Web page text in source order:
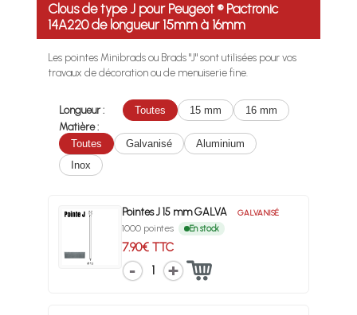
Clous de type J pour Peugeot ® Pactronic
14A220 de longueur 15mm à 16mm
Les pointes Minibrads ou Brads "J" sont utilisées pour vos
travaux de décoration ou de menuiserie fine.
Longueur : Toutes 15 mm
16 mm
Matière :
Toutes
Galvanisé
Aluminium
Inox
Pointes J 15 mm GALVA GALVANISÉ
1000 pointes En stock
7.90€ TTC
1